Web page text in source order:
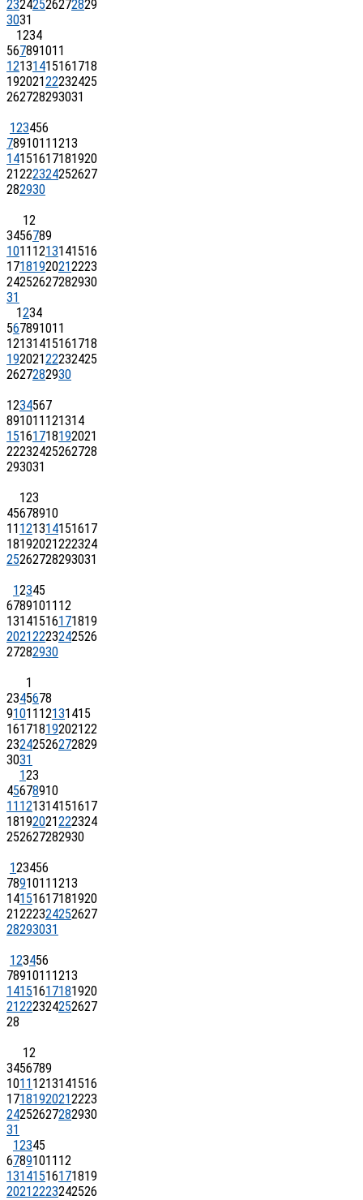
23242526272829
3031
1234
567891011
12131415161718
19202122232425
262728293031
123456
7891011 1213
14151617181920
21222324252627
282930
12
3456789
1011 1213141516
17181920212223
24252627282930
31
1234
567891011
12131415161718
19202122232425
2627282930
1234567
891011 121314
15161718192021
22232425262728
293031
123
45678910
11 121314151617
18192021222324
25262728293031
12345
67891011 12
13141516171819
20212223242526
27282930
1
2345678
91011 12131415
16171819202122
23242526272829
3031
123
45678910
11 121314151617
18192021222324
252627282930
123456
7891011 1213
14151617181920
21222324252627
28293031
123456
7891011 1213
14151617181920
21222324252627
28
12
3456789
1011 1213141516
17181920212223
24252627282930
31
12345
67891011 12
13141516171819
20212223242526